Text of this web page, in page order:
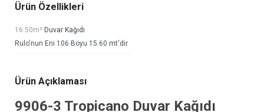
Ürün Özellikleri
16.50m² Duvar Kağıdı
Rulo'nun Eni 106 Boyu 15.60 mt'dir
Ürün Açıklaması
9906-3 Tropicano Duvar Kağıdı